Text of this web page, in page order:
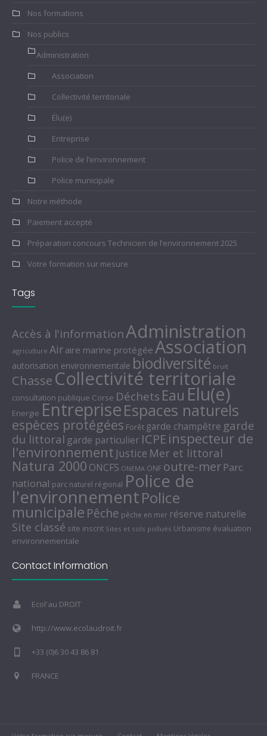
Nos formations
Nos publics
Administration
Association
Collectivité territoriale
Élu(e)
Entreprise
Police de l’environnement
Police municipale
Notre méthode
Paiement accepté
Préparation concours Technicien de l’environnement 2025
Votre formation sur mesure
Tags
Accès à l'informationAdministration
agriculture Air aire marine protégée Association
autorisation environnementale biodiversité bruit
Chasse Collectivité territoriale
consultation publique Corse Déchets Eau Elu(e)
Energie EntrepriseEspaces naturels
espèces protégées Forêt garde champêtre garde
du littoral garde particulier ICPE inspecteur de
l'environnement Justice Mer et littoral
Natura 2000 ONCFS ONEMA ONF outre-mer Parc
national parc naturel régional Police de
l'environnementPolice
municipale Pêche pêche en mer réserve naturelle
Site classé site inscrit Sites et sols pollués Urbanisme évaluation
environnementale
Contact Information
Ecol'au DROIT
http://www.ecolaudroit.fr
+33 (0)6 30 43 86 81
FRANCE